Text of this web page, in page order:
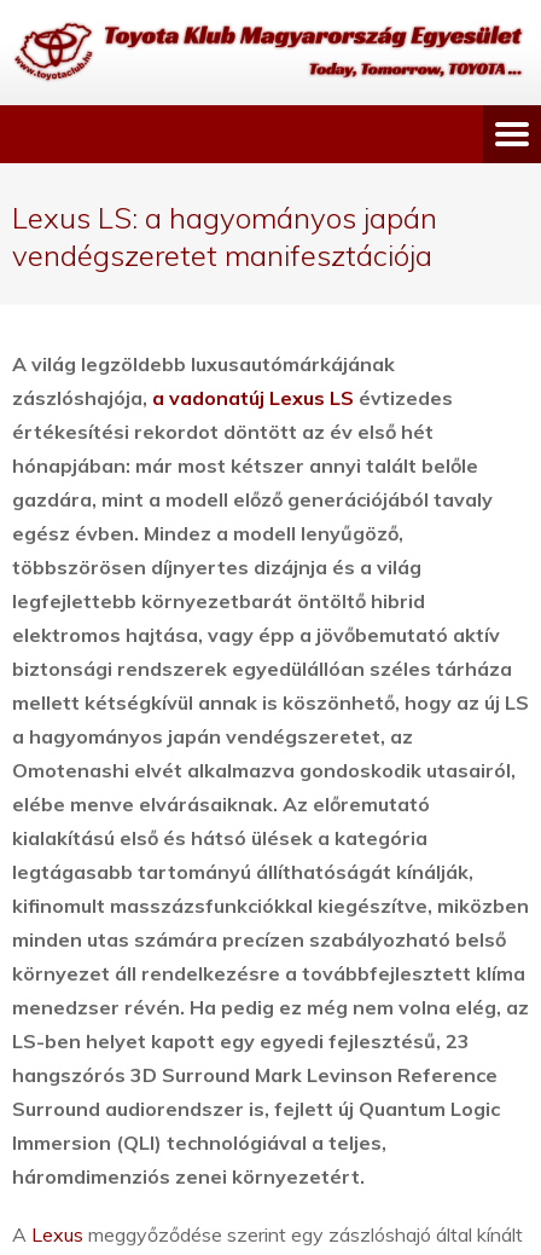
Lexus LS: a hagyományos japán
vendégszeretet manifesztációja
A világ legzöldebb luxusautómárkájának
zászlóshajója, a vadonatúj Lexus LS évtizedes
értékesítési rekordot döntött az év első hét
hónapjában: már most kétszer annyi talált belőle
gazdára, mint a modell előző generációjából tavaly
egész évben. Mindez a modell lenyűgöző,
többszörösen díjnyertes dizájnja és a világ
legfejlettebb környezetbarát öntöltő hibrid
elektromos hajtása, vagy épp a jövőbemutató aktív
biztonsági rendszerek egyedülállóan széles tárháza
mellett kétségkívül annak is köszönhető, hogy az új LS
a hagyományos japán vendégszeretet, az
Omotenashi elvét alkalmazva gondoskodik utasairól,
elébe menve elvárásaiknak. Az előremutató
kialakítású első és hátsó ülések a kategória
legtágasabb tartományú állíthatóságát kínálják,
kifinomult masszázsfunkciókkal kiegészítve, miközben
minden utas számára precízen szabályozható belső
környezet áll rendelkezésre a továbbfejlesztett klíma
menedzser révén. Ha pedig ez még nem volna elég, az
LS-ben helyet kapott egy egyedi fejlesztésű, 23
hangszórós 3D Surround Mark Levinson Reference
Surround audiorendszer is, fejlett új Quantum Logic
Immersion (QLI) technológiával a teljes,
háromdimenziós zenei környezetért.
A Lexus meggyőződése szerint egy zászlóshajó által kínált